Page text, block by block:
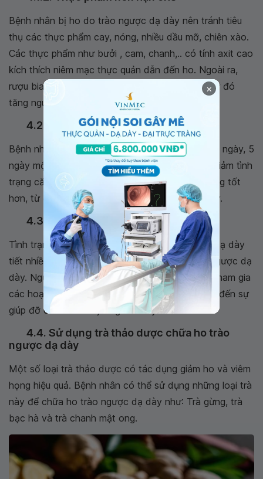
Bệnh nhân bị ho do trào ngược dạ dày nên tránh tiêu
thụ các thực phẩm cay, nóng, nhiều dầu mỡ, chiên xào.
Các thực phẩm như bưởi , cam, chanh,.. có tính axit cao
kích thích niêm mạc thực quản dẫn đến ho. Ngoài ra,
rượu bia,cà phê và soda làm tăng axit dạ dày, từ đó
tăng nguy cơ trào ngược.
4.2. Tập thể dục thường xuyên
Bệnh nhân nên tập thể dục tối thiểu 30 phút mỗi ngày, 5
ngày một tuần giúp tăng cường lưu thông máu, giảm tình
trạng căng thẳng và hỗ trợ hệ tiêu hóa hoạt động tốt
hơn, từ đó giảm nguy cơ mắc trào ngược dạ dày.
4.3. Quản lý căng thẳng
Tình trạng căng thẳng và áp lực khiến cho axit dạ dày
tiết nhiều hơn, điều này làm tăng nguy cơ trào ngược dạ
dày. Người bệnh cần ngủ đủ giấc, tập thể dục, tham gia
các hoạt động giúp thư giãn tinh thần hoặc nhờ đến sự
giúp đỡ của các chuyên gia tâm lý.
4.4. Sử dụng trà thảo dược chữa ho trào
ngược dạ dày
Một số loại trà thảo dược có tác dụng giảm ho và viêm
họng hiệu quả. Bệnh nhân có thể sử dụng những loại trà
này để chữa ho trào ngược dạ dày như: Trà gừng, trà
bạc hà và trà chanh mật ong.
×